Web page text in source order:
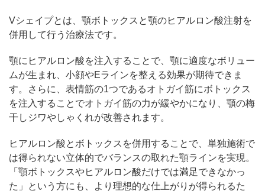
Vシェイプとは、顎ボトックスと顎のヒアルロン酸注射を
併用して行う治療法です。
顎にヒアルロン酸を注入することで、顎に適度なボリュー
ムが生まれ、小顔やEラインを整える効果が期待できま
す。さらに、表情筋の1つであるオトガイ筋にボトックス
を注入することでオトガイ筋の力が緩やかになり、顎の梅
干しジワやしゃくれが改善されます。
ヒアルロン酸とボトックスを併用することで、単独施術で
は得られない立体的でバランスの取れた顎ラインを実現。
「顎ボトックスやヒアルロン酸だけでは満足できなかっ
た」という方にも、より理想的な仕上がりが得られるた